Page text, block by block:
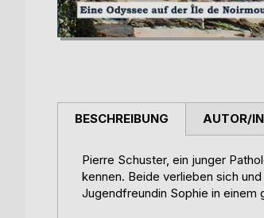
BESCHREIBUNG
Pierre Schuster, ein junger
kennen. Beide verlieben sich
Jugendfreundin Sophie in einem
AUTOR/IN